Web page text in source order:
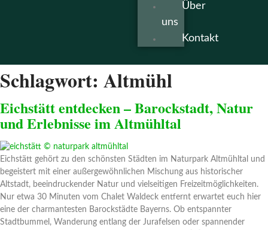
Über
uns
Kontakt
Schlagwort: Altmühl
Eichstätt entdecken – Barockstadt, Natur
und Erlebnisse im Altmühltal
Eichstätt gehört zu den schönsten Städten im Naturpark Altmühltal und
begeistert mit einer außergewöhnlichen Mischung aus historischer
Altstadt, beeindruckender Natur und vielseitigen Freizeitmöglichkeiten.
Nur etwa 30 Minuten vom Chalet Waldeck entfernt erwartet euch hier
eine der charmantesten Barockstädte Bayerns. Ob entspannter
Stadtbummel, Wanderung entlang der Jurafelsen oder spannender